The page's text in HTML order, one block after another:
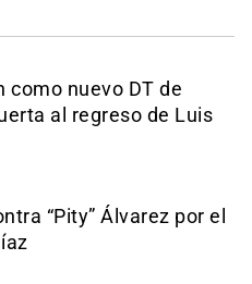
como nuevo DT de
al regreso de Luis
“Pity” Álvarez por el